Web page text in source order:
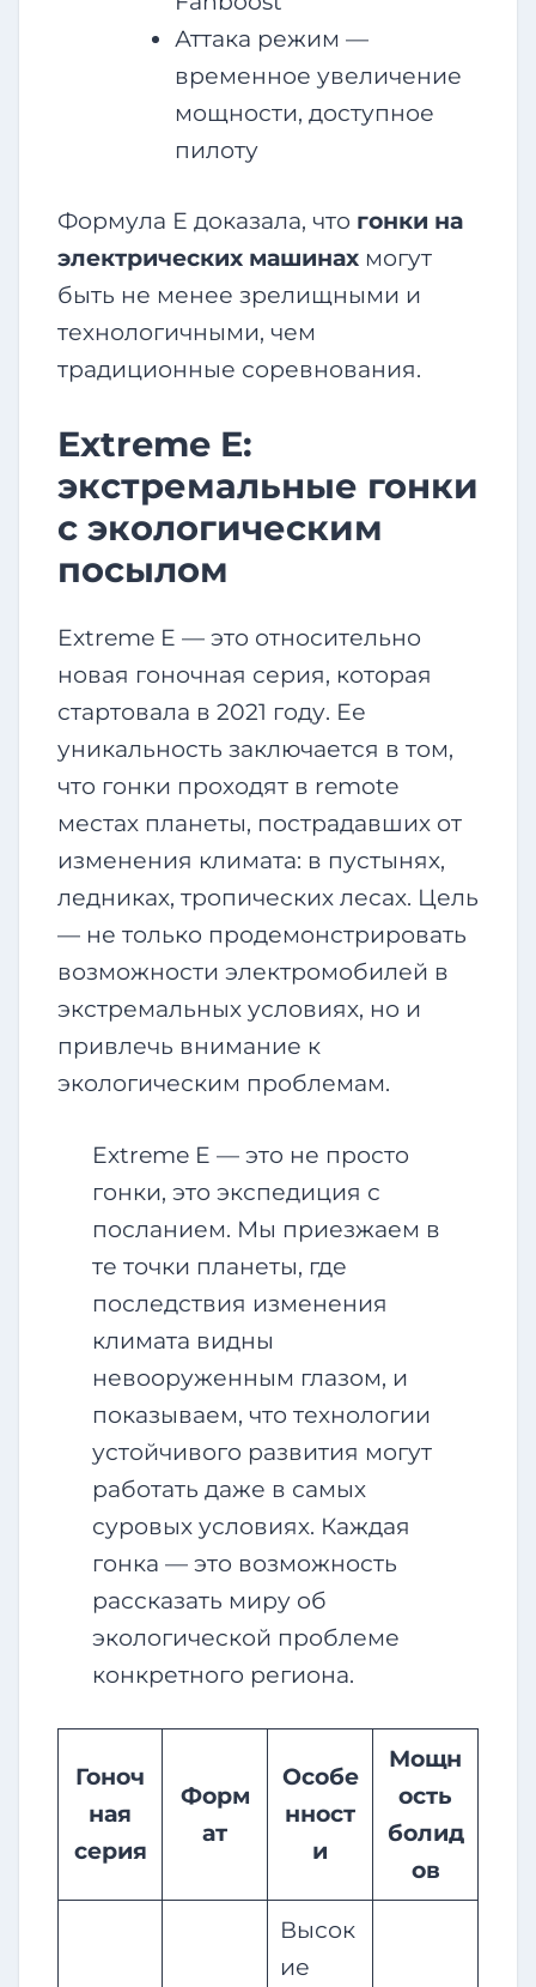
Аттака режим —
временное увеличение
мощности, доступное
пилоту
Формула Е доказала, что гонки на
электрических машинах могут
быть не менее зрелищными и
технологичными, чем
традиционные соревнования.
Extreme E:
экстремальные гонки
с экологическим
посылом
Extreme E — это относительно
новая гоночная серия, которая
стартовала в 2021 году. Ее
уникальность заключается в том,
что гонки проходят в remote
местах планеты, пострадавших от
изменения климата: в пустынях,
ледниках, тропических лесах. Цель
— не только продемонстрировать
возможности электромобилей в
экстремальных условиях, но и
привлечь внимание к
экологическим проблемам.
Extreme E — это не просто
гонки, это экспедиция с
посланием. Мы приезжаем в
те точки планеты, где
последствия изменения
климата видны
невооруженным глазом, и
показываем, что технологии
устойчивого развития могут
работать даже в самых
суровых условиях. Каждая
гонка — это возможность
рассказать миру об
экологической проблеме
конкретного региона.
Гоноч
ная
серия
Форм
ат
Особе
нност
и
Мощн
ость
болид
ов
Высок
ие